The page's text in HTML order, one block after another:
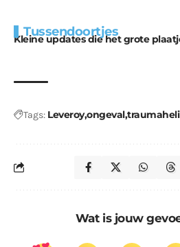
Tussendoortjes
Kleine updates die het grote
voor kabouters
Tags: Leveroyongeval
Wat is jouw